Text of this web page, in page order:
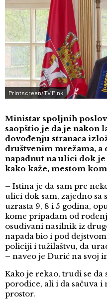
Printscreen/TV Pink
Ministar spoljnih
saopštio je da je nakon
dovođenju stranaca
društvenim mrežama,
napadnut na ulici dok je
kako kaže, mestom
– Istina je da sam pre
ulici dok sam, zajedno sa
uzrasta 9, 8 i 5 godina,
kome pripadam od
osuđivani nasilnik iz
napada bio i pod
policiji i tužilaštvu, da
– naveo je Đurić na svoj
Kako je rekao, trudi se da
porodice, ali i da sačuva
prostor.